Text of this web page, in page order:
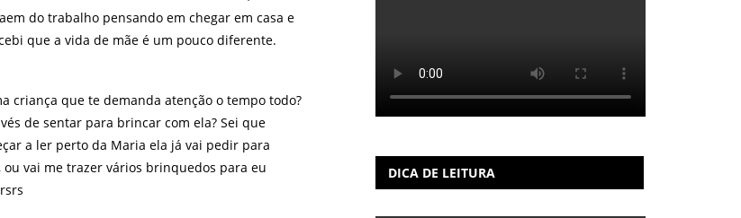
do trabalho pensando em chegar em casa e
que a vida de mãe é um pouco diferente.
criança que te demanda atenção o tempo todo?
de sentar para brincar com ela? Sei que
a ler perto da Maria ela já vai pedir para
vai me trazer vários brinquedos para eu
DICA DE LEITURA